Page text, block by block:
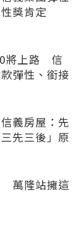
獎肯定
將上路 信
彈性、銜接
義房屋：先
先三後」原
萬隆站擁這